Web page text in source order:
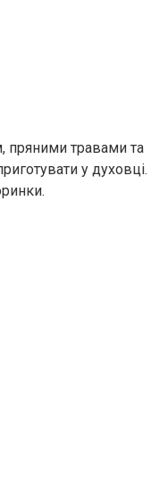
пряними травами та
у духовці.